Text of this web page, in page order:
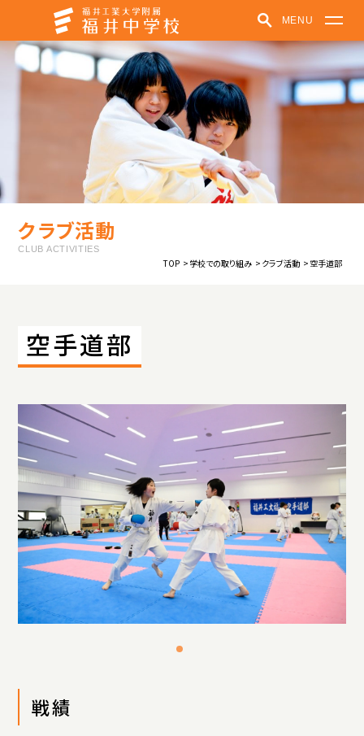
MENU
福井中学校
学びの特色
学校での取り組み
クラブ活動
受験生の方へ
在学生・保護者の方へ
お知らせ
福井中高ポータルサイト
アクセス プライバシーポリシー
お問い合わせ
資料請求
クラブ活動
CLUB ACTIVITIES
TOP 学校での取り組み クラブ活動 空手道部
空手道部
戦績